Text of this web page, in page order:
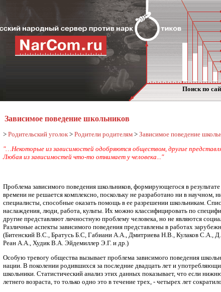
Поиск по
Зависимое поведение школьников
> Родительский уголок> Родители родителям > Зависимое поведение
"…Некоторые из зависимостей одобряются обществом, другие
Любая из зависимостей что-то отнимает у человека..."
Проблема зависимого поведения школьников, формирующегося в
времени не решается комплексно, поскольку не разработано ни в научном,
специалисты, способные оказать помощь в ее разрешении школьникам.
наслаждения, люди, работа, культы. Их можно классифицировать по
другие представляют личностную проблему человека, но не являются
Различные аспекты зависимого поведения представлены в работах
(Битенский В.С., Братусь Б.С, Габиани А.А., Дмитриева Н.В., Кулаков
Реан А.А., Худик В.А. Эйдемиллер Э.Г. и др.)
Особую тревогу общества вызывает проблема зависимого поведения
нации. В поколении родившихся за последние двадцать лет и
школьники. Статистический анализ этих данных показывает, что если
летнего возраста, то только одно это в течение трех, - четырех лет